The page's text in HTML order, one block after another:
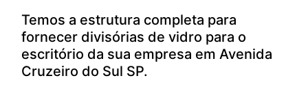
Temos a estrutura completa para
fornecer divisórias de vidro para o
escritório da sua empresa em Avenida
Cruzeiro do Sul SP.